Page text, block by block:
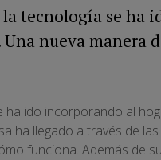
tecnología se ha
nueva manera
ido incorporando al
ha llegado a través de
funciona. Además de